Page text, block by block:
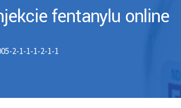
fentanylu online
2-1-1-1-2-1-1